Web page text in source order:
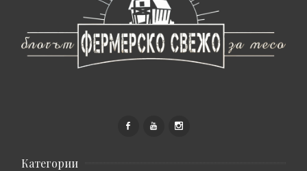
Категории